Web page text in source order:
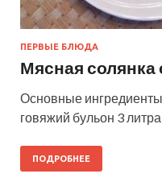
ПЕРВЫЕ БЛЮДА
Мясная солянка
Основные
говяжий бульон 3 литра
ПОДРОБНЕЕ